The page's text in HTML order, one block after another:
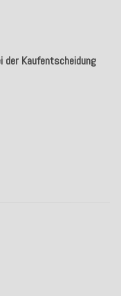
der Kaufentscheidung